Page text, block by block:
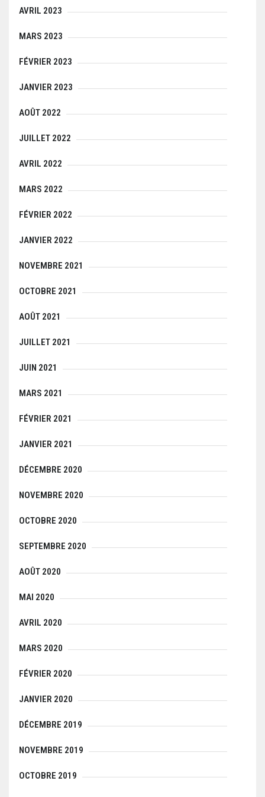
AVRIL 2023
MARS 2023
FÉVRIER 2023
JANVIER 2023
AOÛT 2022
JUILLET 2022
AVRIL 2022
MARS 2022
FÉVRIER 2022
JANVIER 2022
NOVEMBRE 2021
OCTOBRE 2021
AOÛT 2021
JUILLET 2021
JUIN 2021
MARS 2021
FÉVRIER 2021
JANVIER 2021
DÉCEMBRE 2020
NOVEMBRE 2020
OCTOBRE 2020
SEPTEMBRE 2020
AOÛT 2020
MAI 2020
AVRIL 2020
MARS 2020
FÉVRIER 2020
JANVIER 2020
DÉCEMBRE 2019
NOVEMBRE 2019
OCTOBRE 2019